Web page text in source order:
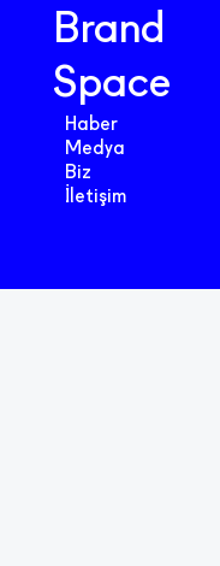
Brand
Space
Haber
Medya
Biz
İletişim